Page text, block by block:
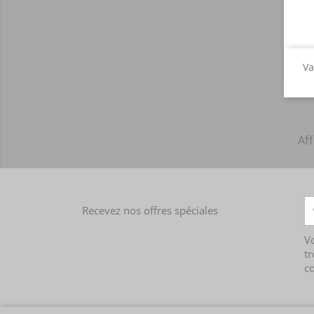
Recevez nos offres spéciales